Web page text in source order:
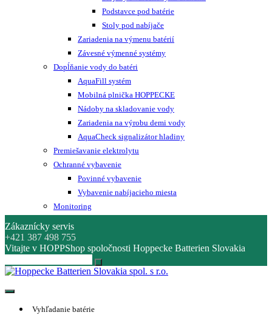
Podstavce pod batérie
Stoly pod nabíjače
Zariadenia na výmenu batérií
Závesné výmenné systémy
Dopĺňanie vody do batéri
AquaFill systém
Mobilná plnička HOPPECKE
Nádoby na skladovanie vody
Zariadenia na výrobu demi vody
AquaCheck signalizátor hladiny
Premiešavanie elektrolytu
Ochranné vybavenie
Povinné vybavenie
Vybavenie nabíjacieho miesta
Monitoring
Zákaznícky servis
+421 387 498 755
Vitajte v HOPPShop spoločnosti Hoppecke Batterien Slovakia
Hoppecke Batterien Slovakia spol. s r.o.
Online B2B konfigurátor HOPPECKE
Vyhľadanie batérie